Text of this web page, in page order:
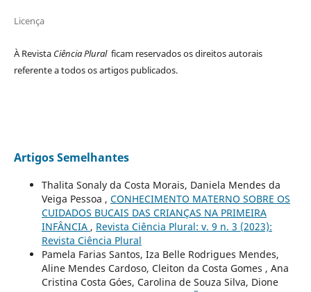
Licença
À Revista Ciência Plural ficam reservados os direitos autorais
referente a todos os artigos publicados.
Artigos Semelhantes
Thalita Sonaly da Costa Morais, Daniela Mendes da
Veiga Pessoa , CONHECIMENTO MATERNO SOBRE OS
CUIDADOS BUCAIS DAS CRIANÇAS NA PRIMEIRA
INFÂNCIA , Revista Ciência Plural: v. 9 n. 3 (2023):
Revista Ciência Plural
Pamela Farias Santos, Iza Belle Rodrigues Mendes,
Aline Mendes Cardoso, Cleiton da Costa Gomes , Ana
Cristina Costa Góes, Carolina de Souza Silva, Dione